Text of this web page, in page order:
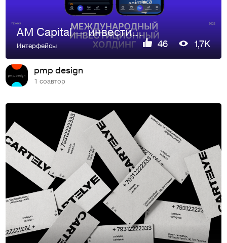
AM Capital — инвестиционный холдинг
Интерфейсы 46 1,7K
pmp design
1 соавтор